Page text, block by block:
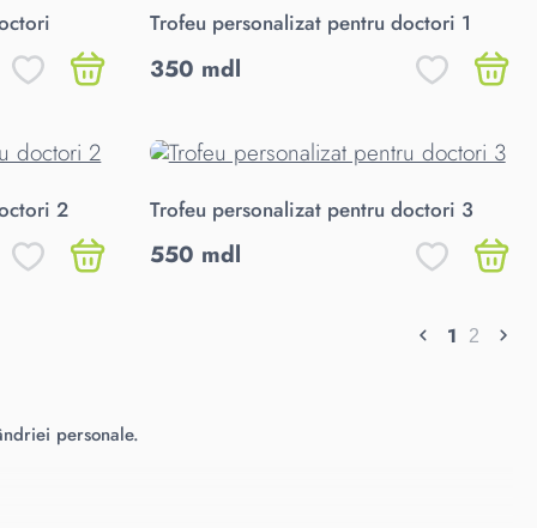
Trofeu personalizat pentru doctori 1
350 mdl
2 Trofeu personalizat pentru doctori 3
550 mdl
1 2
personale.